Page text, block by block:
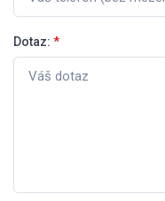
Dotaz: *